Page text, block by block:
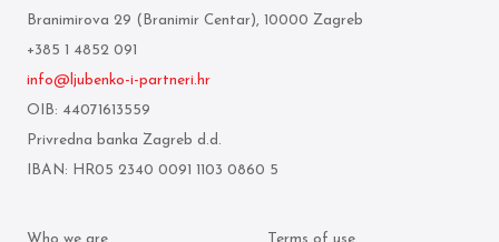
Branimirova 29 (Branimir Centar), 10000 Zagreb
+385 1 4852 091
info@ljubenko-i-partneri.hr
OIB: 44071613559
Privredna banka Zagreb d.d.
IBAN: HR05 2340 0091 1103 0860 5